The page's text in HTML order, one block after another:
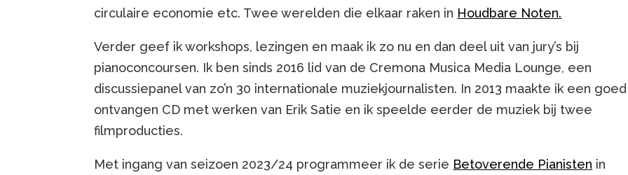
circulaire economie etc. Twee werelden die elkaar raken in Houdbare Noten.
Verder geef ik workshops, lezingen en maak ik zo nu en dan deel uit van jury’s bij
pianoconcoursen. Ik ben sinds 2016 lid van de Cremona Musica Media Lounge, een
discussiepanel van zo’n 30 internationale muziekjournalisten. In 2013 maakte ik een goed
ontvangen CD met werken van Erik Satie en ik speelde eerder de muziek bij twee
filmproducties.
Met ingang van seizoen 2023/24 programmeer ik de serie Betoverende Pianisten in